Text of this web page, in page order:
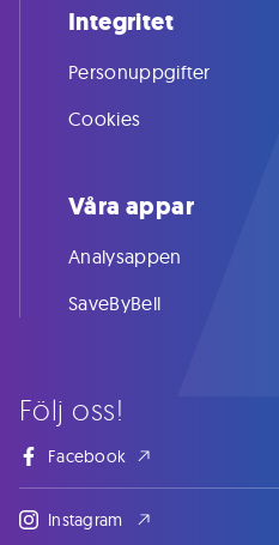
Följ oss!
Facebook
Instagram
Integritet
Personuppgifter
Cookies
Våra appar
Analysappen
SaveByBell